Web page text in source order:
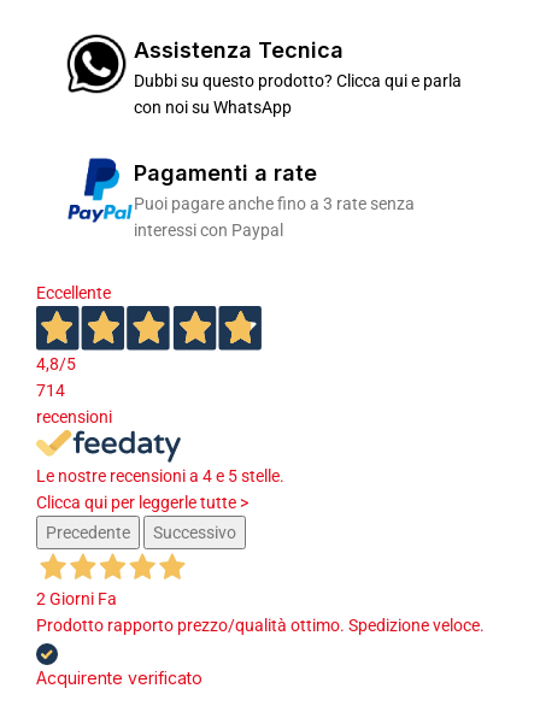
Assistenza Tecnica
Dubbi su questo prodotto? Clicca qui e parla
con noi su WhatsApp
Pagamenti a rate
Puoi pagare anche fino a 3 rate senza
interessi con Paypal
Eccellente
4,8/5
714
recensioni
Le nostre recensioni a 4 e 5 stelle.
Clicca qui per leggerle tutte >
Precedente
Successivo
2 Giorni Fa
Prodotto rapporto prezzo/qualità ottimo. Spedizione veloce.
Acquirente verificato